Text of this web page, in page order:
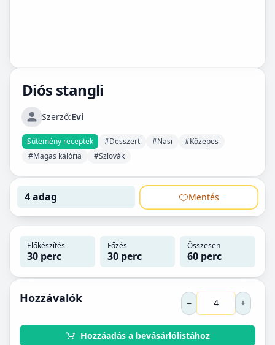
Diós stangli
Szerző:Evi
Sütemény receptek #Desszert #Nasi
#Közepes
#Magas kalória
#Szlovák
4 adag Mentés
Előkészítés
30 perc
Főzés
30 perc
Összesen
60 perc
Hozzávalók − +
Hozzáadás a bevásárlólistához